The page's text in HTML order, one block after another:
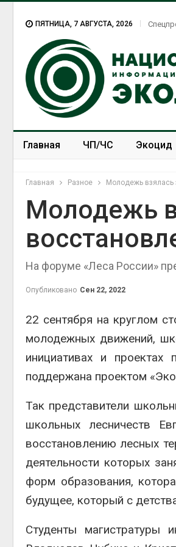
ПЯТНИЦА, 7 АВГУСТА, 2026
Главная ЧП/ЧС Экоцид
Главная Разное Молодежь взялась
Молодежь
На форуме «Леса России»
Опубликовано Сен 22, 2022
22 сентября на круглом
молодежных движений,
инициативах и
поддержана проектом
Так представители
школьных лесничеств
восстановлению лесных
деятельности которых
форм образования,
будущее, который с
Студенты магистратуры